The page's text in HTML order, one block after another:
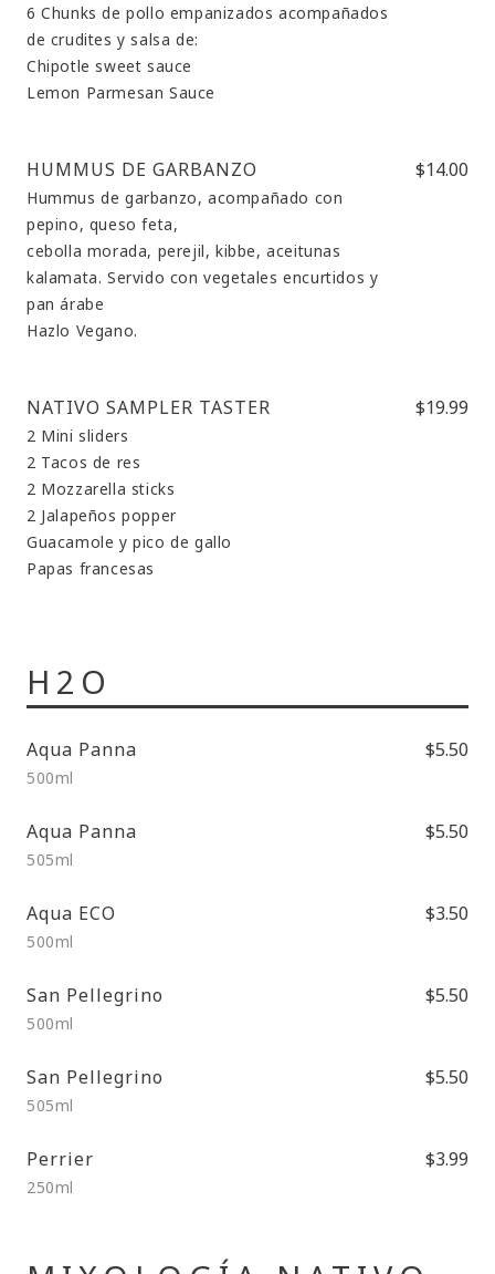
6 Chunks de pollo empanizados acompañados
de crudites y salsa de:
Chipotle sweet sauce
Lemon Parmesan Sauce
HUMMUS DE GARBANZO
Hummus de garbanzo, acompañado con
pepino, queso feta,
cebolla morada, perejil, kibbe, aceitunas
kalamata. Servido con vegetales encurtidos y
pan árabe
Hazlo Vegano.
$14.00
NATIVO SAMPLER TASTER
2 Mini sliders
2 Tacos de res
2 Mozzarella sticks
2 Jalapeños popper
Guacamole y pico de gallo
Papas francesas
$19.99
H2O
Aqua Panna
500ml
$5.50
Aqua Panna
505ml
$5.50
Aqua ECO
500ml
$3.50
San Pellegrino
500ml
$5.50
San Pellegrino
505ml
$5.50
Perrier
250ml
$3.99